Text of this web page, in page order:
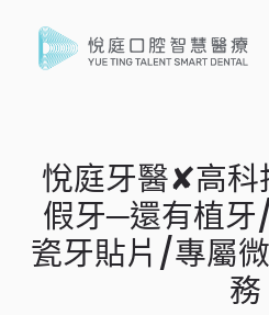
悅庭牙醫✘高科
假牙─還有植
瓷牙貼片/專屬
務